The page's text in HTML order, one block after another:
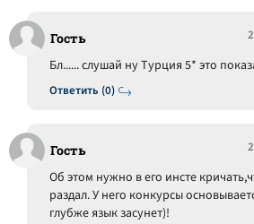
Гость
Ответить (0)
Бл...... слушай ну Турция 5* это
Гость
Об этом нужно в его инсте
раздал. У него конкурсы
глубже язык засунет)!